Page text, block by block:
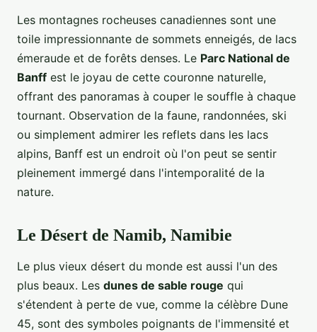
Les montagnes rocheuses canadiennes sont une
toile impressionnante de sommets enneigés, de lacs
émeraude et de forêts denses. Le Parc National de
Banff est le joyau de cette couronne naturelle,
offrant des panoramas à couper le souffle à chaque
tournant. Observation de la faune, randonnées, ski
ou simplement admirer les reflets dans les lacs
alpins, Banff est un endroit où l'on peut se sentir
pleinement immergé dans l'intemporalité de la
nature.
Le Désert de Namib, Namibie
Le plus vieux désert du monde est aussi l'un des
plus beaux. Les dunes de sable rouge qui
s'étendent à perte de vue, comme la célèbre Dune
45, sont des symboles poignants de l'immensité et